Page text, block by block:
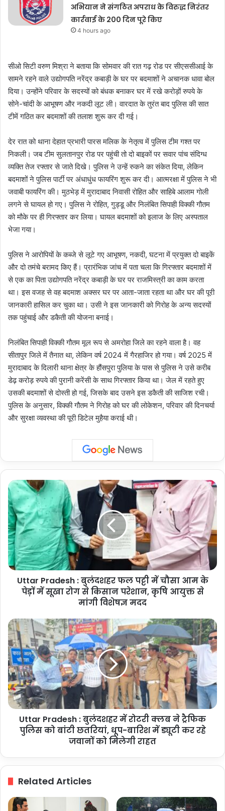
अभियान ने संगठित अपराध के विरुद्ध निरंतर
कार्रवाई के 200 दिन पूरे किए
4 hours ago
सीओ सिटी वरुण मिश्रा ने बताया कि सोमवार की रात गढ़ रोड पर सीएससीआई के
सामने रहने वाले उद्योगपति नरेंद्र कबाड़ी के घर पर बदमाशों ने अचानक धावा बोल
दिया। उन्होंने परिवार के सदस्यों को बंधक बनाकर घर में रखे करोड़ों रुपये के
सोने-चांदी के आभूषण और नकदी लूट ली। वारदात के तुरंत बाद पुलिस की सात
टीमें गठित कर बदमाशों की तलाश शुरू कर दी गई।
देर रात को थाना देहात प्रभारी पारस मलिक के नेतृत्व में पुलिस टीम गश्त पर
निकली। जब टीम सुलतानपुर रोड पर पहुंची तो दो बाइकों पर सवार पांच संदिग्ध
व्यक्ति तेज रफ्तार से जाते दिखे। पुलिस ने उन्हें रुकने का संकेत दिया, लेकिन
बदमाशों ने पुलिस पार्टी पर अंधाधुंध फायरिंग शुरू कर दी। आत्मरक्षा में पुलिस ने भी
जवाबी फायरिंग की। मुठभेड़ में मुरादाबाद निवासी रोहित और साहिबे आलाम गोली
लगने से घायल हो गए। पुलिस ने रोहित, गुड्डू और निलंबित सिपाही विक्की गौतम
को मौके पर ही गिरफ्तार कर लिया। घायल बदमाशों को इलाज के लिए अस्पताल
भेजा गया।
पुलिस ने आरोपियों के कब्जे से लूटे गए आभूषण, नकदी, घटना में प्रयुक्त दो बाइकें
और दो तमंचे बरामद किए हैं। प्रारंभिक जांच में पता चला कि गिरफ्तार बदमाशों में
से एक का पिता उद्योगपति नरेंद्र कबाड़ी के घर पर राजमिस्त्री का काम करता
था। इस वजह से वह बदमाश अक्सर घर पर आता-जाता रहता था और घर की पूरी
जानकारी हासिल कर चुका था। उसी ने इस जानकारी को गिरोह के अन्य सदस्यों
तक पहुंचाई और डकैती की योजना बनाई।
निलंबित सिपाही विक्की गौतम मूल रूप से अमरोहा जिले का रहने वाला है। वह
सीतापुर जिले में तैनात था, लेकिन वर्ष 2024 में गैरहाजिर हो गया। वर्ष 2025 में
मुरादाबाद के दिलारी थाना क्षेत्र के हौंसपुरा पुलिया के पास से पुलिस ने उसे करीब
डेढ़ करोड़ रुपये की पुरानी करेंसी के साथ गिरफ्तार किया था। जेल में रहते हुए
उसकी बदमाशों से दोस्ती हो गई, जिसके बाद उसने इस डकैती की साजिश रची।
पुलिस के अनुसार, विक्की गौतम ने गिरोह को घर की लोकेशन, परिवार की दिनचर्या
और सुरक्षा व्यवस्था की पूरी डिटेल मुहैया कराई थी।
Uttar
Pradesh
:
बुलंदशहर
फल
पट्टी
में
चौसा
आम
रोग
से
किसान
परेशान,
कृषि
आयुक्त
से
मांगी
विशेषज्ञ
Uttar Pradesh : बुलंदशहर फल पट्टी में चौसा आम के
पेड़ों में सूखा रोग से किसान परेशान, कृषि आयुक्त से
मांगी विशेषज्ञ मदद
Uttar
Pradesh
:
बुलंदशहर
में
रोटरी
क्लब
ने
ट्रैफिक
पुलिस
कर
Uttar Pradesh : बुलंदशहर में रोटरी क्लब ने ट्रैफिक
पुलिस को बांटी छतरियां, धूप-बारिश में ड्यूटी कर रहे
जवानों को मिलेगी राहत
Related Articles